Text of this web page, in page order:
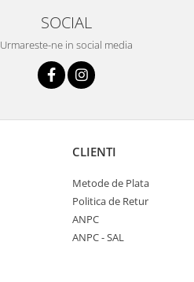
SOCIAL
Urmareste-ne in social media
CLIENTI
Metode de Plata
Politica de Retur
ANPC
ANPC - SAL